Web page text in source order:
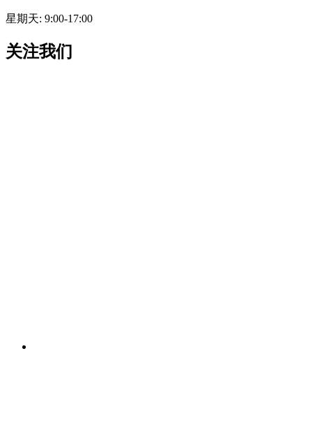
星期天: 9:00-17:00
关注我们